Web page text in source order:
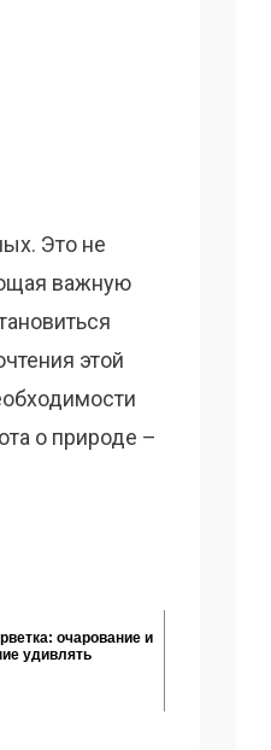
Это не
важную
этой
о природе –
очарование и
удивлять